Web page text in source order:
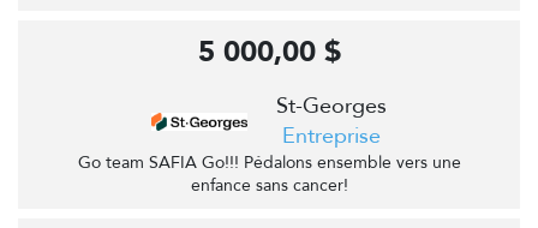
St-Georges
Entreprise
Go team SAFIA Go!!! Pédalons ensemble vers une
enfance sans cancer!
5 000,00 $